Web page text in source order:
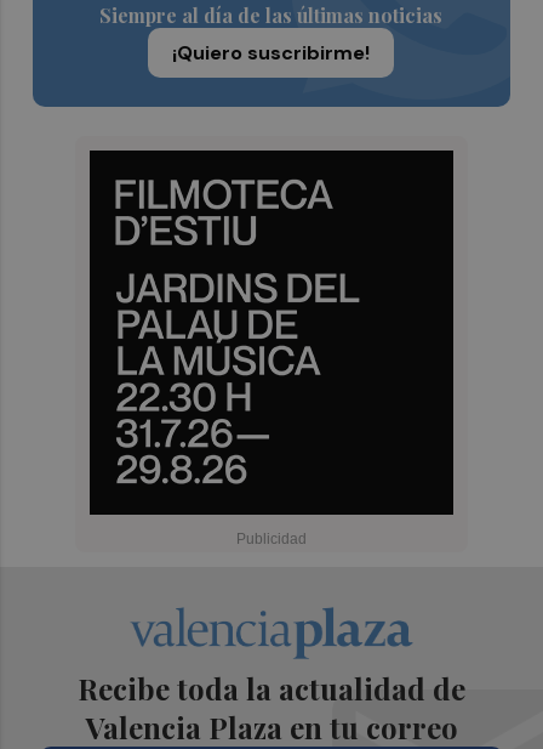
Siempre al día de las últimas noticias
¡Quiero suscribirme!
Recibe toda la actualidad de
Valencia Plaza en tu correo